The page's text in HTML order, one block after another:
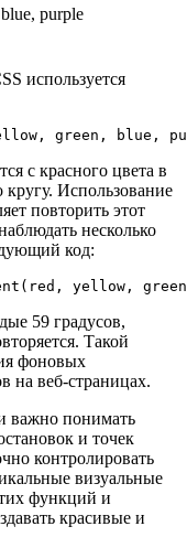
purple
используется
green, blue,
с красного цвета в
Использование
повторить этот
несколько
код:
yellow,
59 градусов,
Такой
фоновых
на веб-страницах.
важно понимать
и точек
контролировать
визуальные
функций и
красивые и